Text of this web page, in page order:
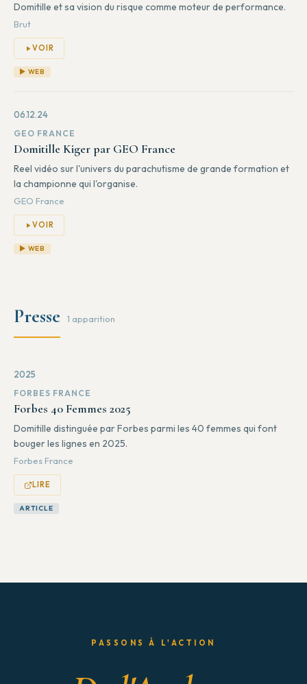
Domitille et sa vision du risque comme moteur de performance.
Brut
VOIR
▶ WEB
06.12.24
GEO FRANCE
Domitille Kiger par GEO France
Reel vidéo sur l'univers du parachutisme de grande formation et
la championne qui l'organise.
GEO France
VOIR
▶ WEB
Presse 1 apparition
2025
FORBES FRANCE
Forbes 40 Femmes 2025
Domitille distinguée par Forbes parmi les 40 femmes qui font
bouger les lignes en 2025.
Forbes France
LIRE
ARTICLE
PASSONS À L'ACTION